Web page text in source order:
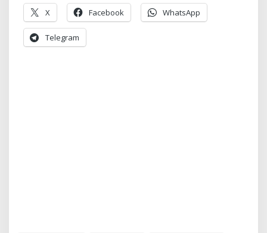
X Facebook WhatsApp
Telegram